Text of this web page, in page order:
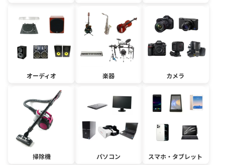
オーディオ 楽器 カメラ
掃除機 パソコン スマホ・タブレット